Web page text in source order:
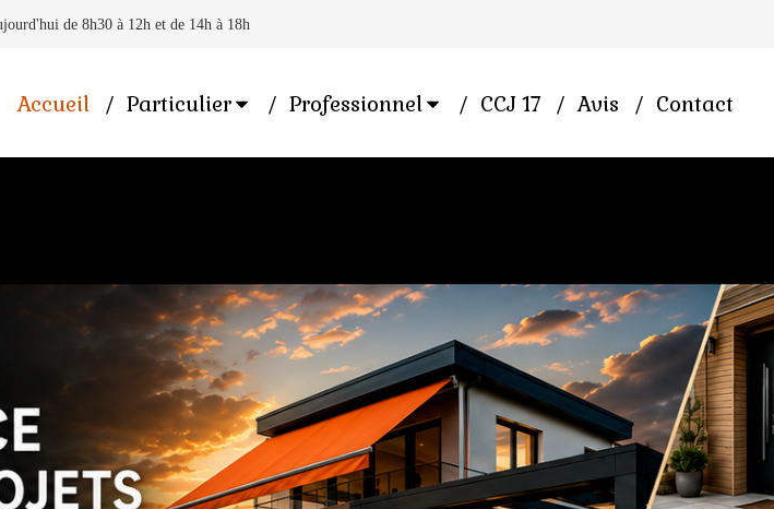
de 8h30 à 12h et de 14h à 18h
Accueil Particulier Professionnel CCJ 17 Avis Contact